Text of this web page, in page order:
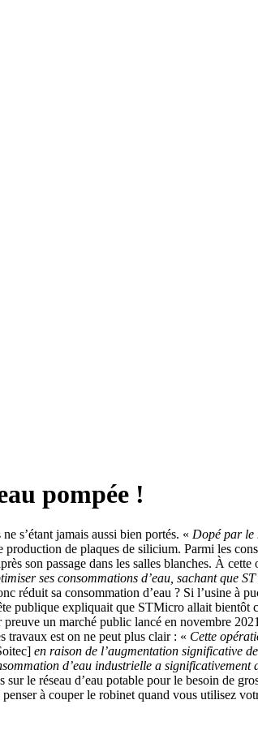
pompée !
s’étant jamais aussi bien portés. « Dopé par le
de plaques de silicium. Parmi les
son passage dans les salles blanches. À
ses consommations d’eau, sachant que
réduit sa consommation d’eau ? Si l’usine à
publique expliquait que STMicro allait bientôt
un marché public lancé en novembre
travaux est on ne peut plus clair : « Cette
en raison de l’augmentation significative
d’eau industrielle a
sur le réseau d’eau potable pour le besoin de
à couper le robinet quand vous utilisez